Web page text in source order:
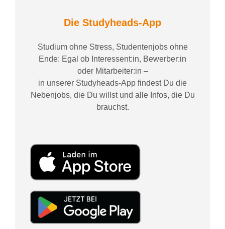
Die Studyheads-App
Studium ohne Stress, Studentenjobs ohne
Ende: Egal ob Interessent:in, Bewerber:in
oder Mitarbeiter:in –
in unserer Studyheads-App findest Du die
Nebenjobs, die Du willst und alle Infos, die Du
brauchst.